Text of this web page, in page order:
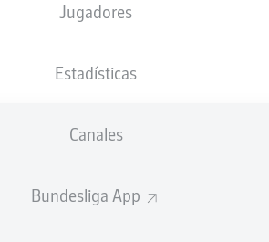
Jugadores
Estadísticas
Canales
Bundesliga App
11.08.1999
TAMAÑO